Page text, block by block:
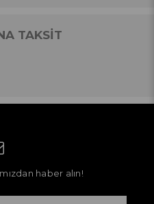
TAKSİT
haber alın!